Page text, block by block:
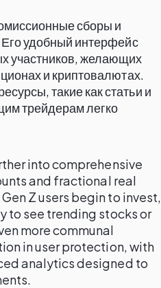
сборы и
Его удобный интерфейс
участников, желающих
и криптовалютах.
такие как статьи и
трейдерам легко
into comprehensive
and fractional real
Z users begin to invest,
to see trending stocks or
more communal
in user protection, with
analytics designed to